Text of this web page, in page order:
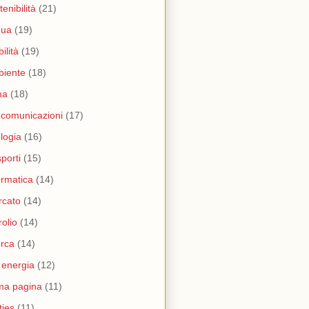
(21)
(19)
(19)
(18)
(18)
(17)
(16)
(15)
(14)
(14)
(14)
(14)
(12)
pagina (11)